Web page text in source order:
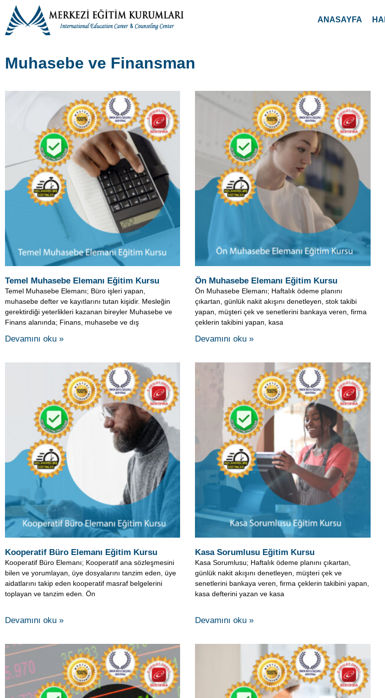
Temel Muhasebe Elemanı Eğitim Kursu
Temel Muhasebe Elemanı; Büro işleri yapan,
muhasebe defter ve kayıtlarını tutan kişidir. Mesleğin
gerektirdiği yeterlikleri kazanan bireyler Muhasebe ve
Finans alanında; Finans, muhasebe ve dış
Devamını oku »
Ön Muhasebe Elemanı Eğitim Kursu
Ön Muhasebe Elemanı; Haftalık ödeme planını
çıkartan, günlük nakit akışını denetleyen, stok takibi
yapan, müşteri çek ve senetlerini bankaya veren, firma
çeklerin takibini yapan, kasa
Devamını oku »
Kooperatif Büro Elemanı Eğitim Kursu
Kooperatif Büro Elemanı; Kooperatif ana sözleşmesini
bilen ve yorumlayan, üye dosyalarını tanzim eden, üye
aidatlarını takip eden kooperatif masraf belgelerini
toplayan ve tanzim eden. Ön
Kasa Sorumlusu Eğitim Kursu
Kasa Sorumlusu; Haftalık ödeme planını çıkartan,
günlük nakit akışını denetleyen, müşteri çek ve
senetlerini bankaya veren, firma çeklerin takibini yapan,
kasa defterini yazan ve kasa